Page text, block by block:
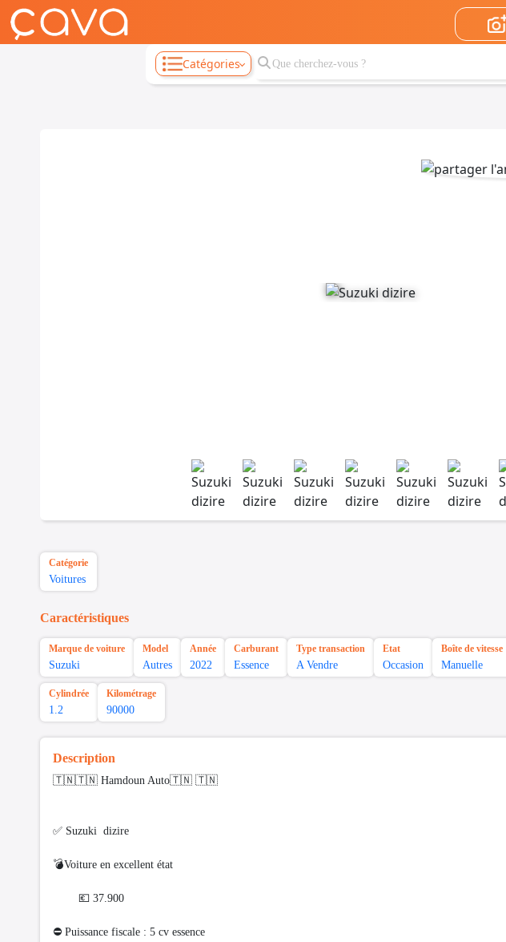
Catégories
Catégorie
Voitures
Caractéristiques
Marque de voiture
Suzuki
Model
Autres
Année
2022
Carburant
Essence
Type transaction
A Vendre
Etat
Occasion
Boîte de vitesse
Manuelle
Cylindrée
1.2
Kilométrage
90000
Description
🇹🇳🇹🇳 Hamdoun Auto🇹🇳 🇹🇳
✅ Suzuki dizire
💣Voiture en excellent état
💶 37.900
⛔ Puissance fiscale : 5 cv essence